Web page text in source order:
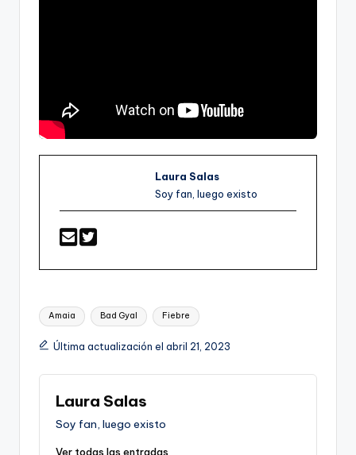
Laura Salas
Soy fan, luego existo
Etiquetas:
Amaia Bad Gyal Fiebre
Última actualización el abril 21, 2023
Laura Salas
Soy fan, luego existo
Ver todas las entradas